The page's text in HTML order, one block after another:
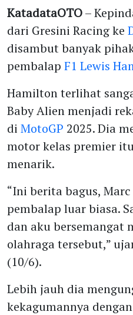
KatadataOTO–
dari Gresini Racing ke
disambut banyak
pembalap F1 Lewis
Hamilton terlihat
Baby Alien menjadi
di MotoGP 2025. Dia
motor kelas premier
menarik.
“Ini berita bagus,
pembalap luar biasa.
dan aku bersemangat
olahraga tersebut,”
(10/6).
Lebih jauh dia
kekagumannya